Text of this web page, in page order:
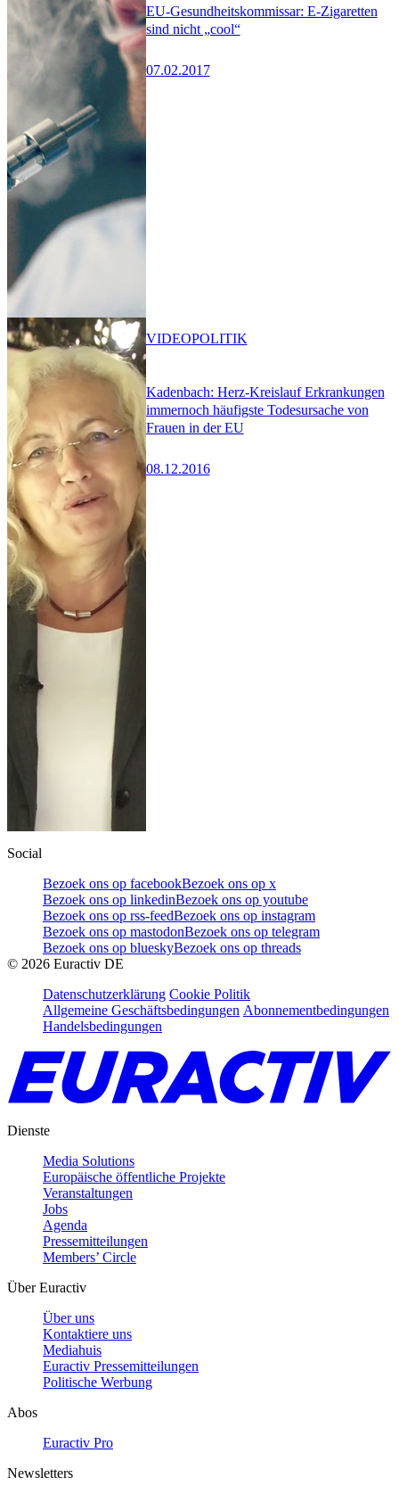
EU-Gesundheitskommissar: E-Zigaretten
sind nicht „cool“
07.02.2017
Kadenbach: Herz-Kreislauf Erkrankungen
immernoch häufigste Todesursache von
Frauen in der EU
08.12.2016
VIDEOPOLITIK
Social
Bezoek ons op facebookBezoek ons op x
Bezoek ons op linkedinBezoek ons op youtube
Bezoek ons op rss-feedBezoek ons op instagram
Bezoek ons op mastodonBezoek ons op telegram
Bezoek ons op blueskyBezoek ons op threads
© 2026 Euractiv DE
Datenschutzerklärung Cookie Politik
Allgemeine Geschäftsbedingungen Abonnementbedingungen
Handelsbedingungen
Dienste
Media Solutions
Europäische öffentliche Projekte
Veranstaltungen
Jobs
Agenda
Pressemitteilungen
Members’ Circle
Über Euractiv
Über uns
Kontaktiere uns
Mediahuis
Euractiv Pressemitteilungen
Politische Werbung
Abos
Euractiv Pro
Newsletters